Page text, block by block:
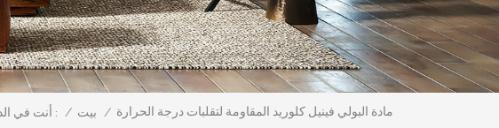
أنت في الداخل : / بيت / مادة البولي فينيل كلوريد المقاومة لتقلبات درجة الحرارة